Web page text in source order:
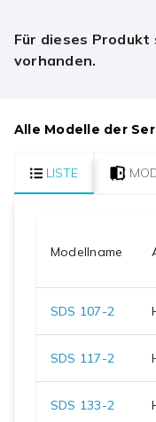
Für dieses
vorhanden.
Alle Modelle der
LISTE
Modellname
SDS 107-2
SDS 117-2
SDS 133-2